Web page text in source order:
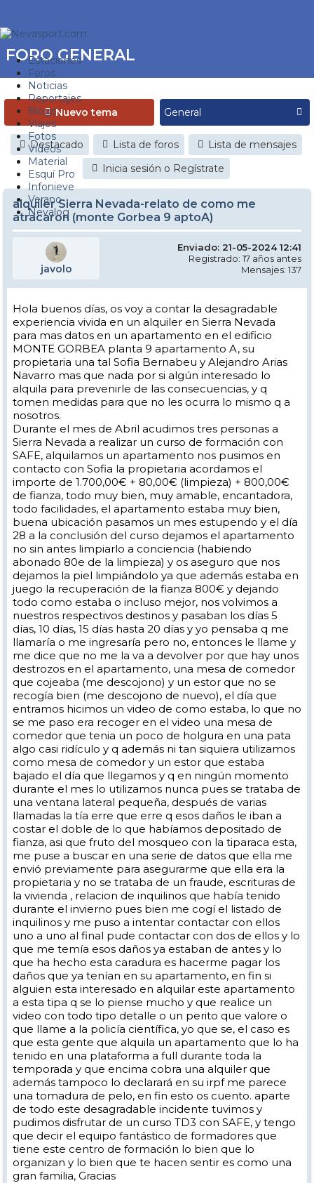
Estaciones
Foros
Noticias
Reportajes
Blogs
Viajes
Fotos
Videos
Material
Esquí Pro
Infonieve
Verano
Nevalog
FORO GENERAL
Nuevo tema
Destacado Lista de foros
Lista de mensajes
Inicia sesión o Regístrate
alquiler Sierra Nevada-relato de como me
atracaron (monte Gorbea 9 aptoA)
javolo
Enviado: 21-05-2024 12:41
Registrado: 17 años antes
Mensajes: 137
Hola buenos días, os voy a contar la desagradable
experiencia vivida en un alquiler en Sierra Nevada
para mas datos en un apartamento en el edificio
MONTE GORBEA planta 9 apartamento A, su
propietaria una tal Sofia Bernabeu y Alejandro Arias
Navarro mas que nada por si algún interesado lo
alquila para prevenirle de las consecuencias, y q
tomen medidas para que no les ocurra lo mismo q a
nosotros.
Durante el mes de Abril acudimos tres personas a
Sierra Nevada a realizar un curso de formación con
SAFE, alquilamos un apartamento nos pusimos en
contacto con Sofia la propietaria acordamos el
importe de 1.700,00€ + 80,00€ (limpieza) + 800,00€
de fianza, todo muy bien, muy amable, encantadora,
todo facilidades, el apartamento estaba muy bien,
buena ubicación pasamos un mes estupendo y el día
28 a la conclusión del curso dejamos el apartamento
no sin antes limpiarlo a conciencia (habiendo
abonado 80e de la limpieza) y os aseguro que nos
dejamos la piel limpiándolo ya que además estaba en
juego la recuperación de la fianza 800€ y dejando
todo como estaba o incluso mejor, nos volvimos a
nuestros respectivos destinos y pasaban los días 5
días, 10 días, 15 días hasta 20 días y yo pensaba q me
llamaría o me ingresaría pero no, entonces le llame y
me dice que no me la va a devolver por que hay unos
destrozos en el apartamento, una mesa de comedor
que cojeaba (me descojono) y un estor que no se
recogía bien (me descojono de nuevo), el día que
entramos hicimos un video de como estaba, lo que no
se me paso era recoger en el video una mesa de
comedor que tenia un poco de holgura en una pata
algo casi ridículo y q además ni tan siquiera utilizamos
como mesa de comedor y un estor que estaba
bajado el día que llegamos y q en ningún momento
durante el mes lo utilizamos nunca pues se trataba de
una ventana lateral pequeña, después de varias
llamadas la tía erre que erre q esos daños le iban a
costar el doble de lo que habíamos depositado de
fianza, asi que fruto del mosqueo con la tiparaca esta,
me puse a buscar en una serie de datos que ella me
envió previamente para asegurarme que ella era la
propietaria y no se trataba de un fraude, escrituras de
la vivienda , relacion de inquilinos que había tenido
durante el invierno pues bien me cogí el listado de
inquilinos y me puso a intentar contactar con ellos
uno a uno al final pude contactar con dos de ellos y lo
que me temía esos daños ya estaban de antes y lo
que ha hecho esta caradura es hacerme pagar los
daños que ya tenían en su apartamento, en fin si
alguien esta interesado en alquilar este apartamento
a esta tipa q se lo piense mucho y que realice un
video con todo tipo detalle o un perito que valore o
que llame a la policía científica, yo que se, el caso es
que esta gente que alquila un apartamento que lo ha
tenido en una plataforma a full durante toda la
temporada y que encima cobra una alquiler que
además tampoco lo declarará en su irpf me parece
una tomadura de pelo, en fin esto os cuento. aparte
de todo este desagradable incidente tuvimos y
pudimos disfrutar de un curso TD3 con SAFE, y tengo
que decir el equipo fantástico de formadores que
tiene este centro de formación lo bien que lo
organizan y lo bien que te hacen sentir es como una
gran familia, Gracias